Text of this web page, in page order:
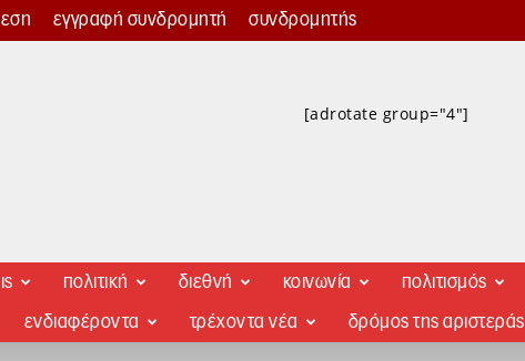
εγγραφή συνδρομητή συνδρομητής
[adrotate group="4"]
πολιτική διεθνή κοινωνία πολιτισμός
ενδιαφέροντα τρέχοντα νέα δρόμος της αριστεράς